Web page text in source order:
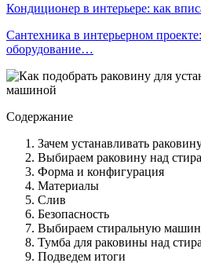
Кондиционер в интерьере: как
Сантехника в интерьерном
оборудование…
Содержание
Зачем устанавливать
Выбираем раковину над
Форма и конфигурация
Материалы
Слив
Безопасность
Выбираем стиральную
Тумба для раковины над
Подведем итоги